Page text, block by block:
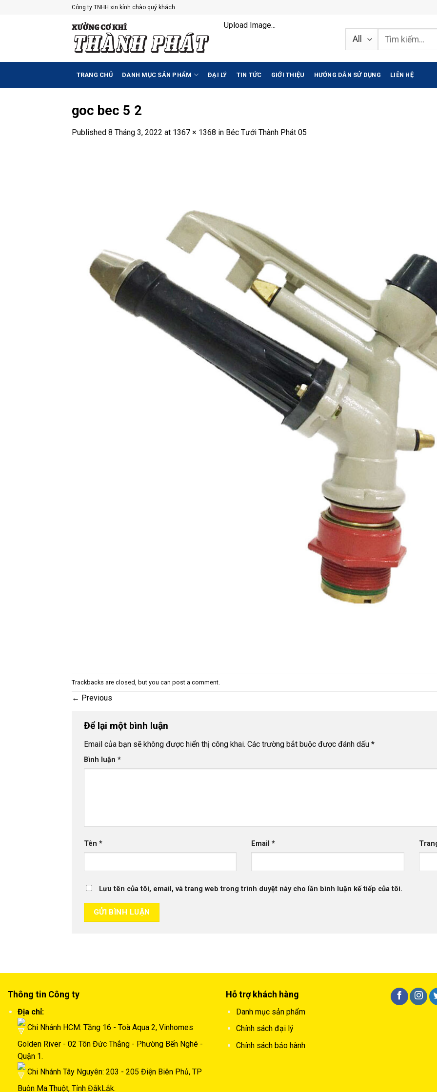
Công ty TNHH xin kính chào quý khách
Upload Image...
Tìm
TRANG CHỦ DANH MỤC SẢN PHẨM ĐẠI LÝ TIN TỨC GIỚI THIỆU HƯỚNG DẪN SỬ DỤNG LIÊN HỆ
goc bec 5 2
Published 8 Tháng 3, 2022 at 1367 × 1368 in Béc Tưới Thành Phát 05
Trackbacks are closed, but you can post a comment
← Previous
Để lại một bình luận
Email của bạn sẽ không được hiển thị công khai. Các trường bắt buộc được đánh dấu *
Bình luận *
Tên * Email*
Lưu tên của tôi, email, và trang web trong trình duyệt này cho lần bình luận kế tiếp của tôi.
Thông tin Công ty
Địa chỉ:
Chi Nhánh HCM: Tầng 16 - Toà Aqua 2, Vinhomes
Golden River - 02 Tôn Đức Thắng - Phường Bến Nghé -
Quận 1.
Chi Nhánh Tây Nguyên: 203 - 205 Điện Biên Phủ, TP
Buôn Ma Thuột, Tỉnh ĐắkLắk.
Hỗ trợ khách hàng
Danh mục sản phẩm
Chính sách đại lý
Chính sách bảo hành